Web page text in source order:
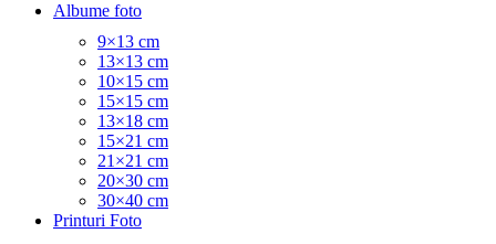
Albume foto
9×13 cm
13×13 cm
10×15 cm
15×15 cm
13×18 cm
15×21 cm
21×21 cm
20×30 cm
30×40 cm
Printuri Foto